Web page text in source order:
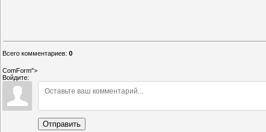
Всего комментариев: 0
ComForm">
Войдите:
Отправить